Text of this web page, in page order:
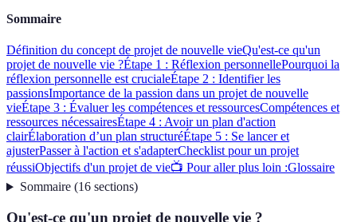
Sommaire
Définition du concept de projet de nouvelle vieQu'est-ce qu'un
projet de nouvelle vie ?Étape 1 : Réflexion personnellePourquoi la
réflexion personnelle est crucialeÉtape 2 : Identifier les
passionsImportance de la passion dans un projet de nouvelle
vieÉtape 3 : Évaluer les compétences et ressourcesCompétences et
ressources nécessairesÉtape 4 : Avoir un plan d'action
clairÉlaboration d’un plan structuréÉtape 5 : Se lancer et
ajusterPasser à l'action et s'adapterChecklist pour un projet
réussiObjectifs d'un projet de vie📺 Pour aller plus loin :Glossaire
Sommaire(16 sections)
Qu'est-ce qu'un projet de nouvelle vie ?